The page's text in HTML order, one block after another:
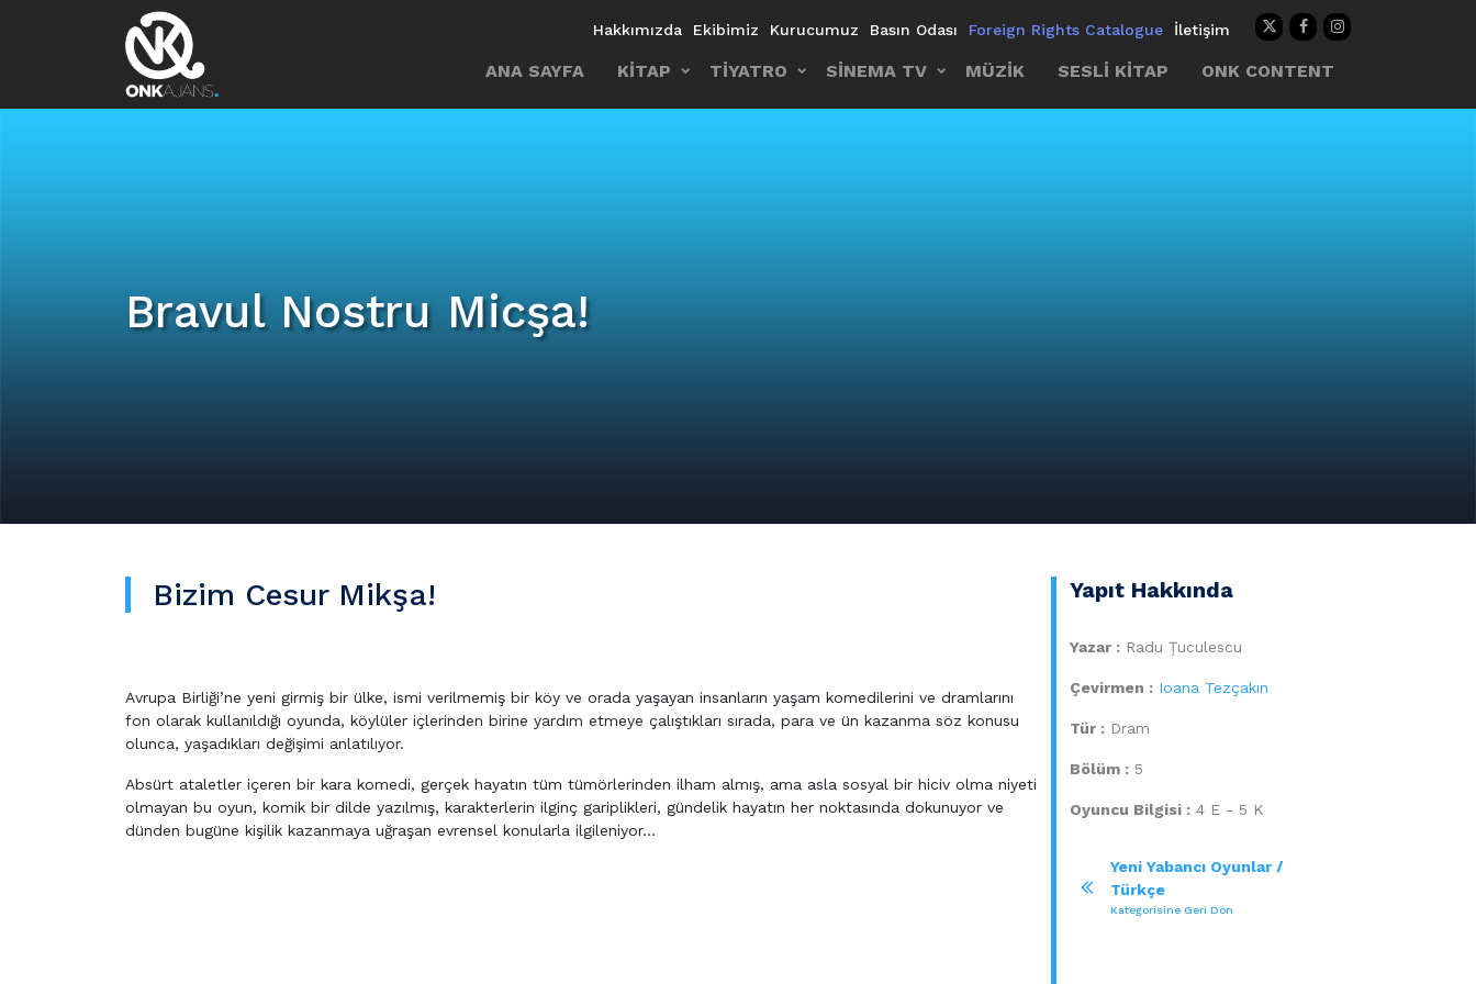
Hakkımızda Ekibimiz Kurucumuz Basın Odası Foreign Rights Catalogue İletişim
ANA SAYFA KİTAP TİYATRO SİNEMA TV MÜZİK SESLİ KİTAP ONK CONTENT
Bravul Nostru Micşa!
Bizim Cesur Mikşa!
Avrupa Birliği’ne yeni girmiş bir ülke, ismi verilmemiş bir köy ve orada yaşayan insanların yaşam komedilerini ve dramlarını
fon olarak kullanıldığı oyunda, köylüler içlerinden birine yardım etmeye çalıştıkları sırada, para ve ün kazanma söz konusu
olunca, yaşadıkları değişimi anlatılıyor.
Absürt ataletler içeren bir kara komedi, gerçek hayatın tüm tümörlerinden ilham almış, ama asla sosyal bir hiciv olma niyeti
olmayan bu oyun, komik bir dilde yazılmış, karakterlerin ilginç gariplikleri, gündelik hayatın her noktasında dokunuyor ve
dünden bugüne kişilik kazanmaya uğraşan evrensel konularla ilgileniyor…
Yapıt Hakkında
Yazar : Radu Țuculescu
Çevirmen : Ioana Tezçakın
Tür : Dram
Bölüm : 5
Oyuncu Bilgisi : 4 E - 5 K
Yeni Yabancı Oyunlar /
Türkçe
Kategorisine Geri Dön